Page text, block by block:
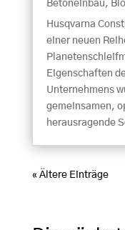
Betoneinbau,
Husqvarna
einer neuen
Eigenschaften
Unternehmens
gemeinsamen,
herausragende
« Ältere Einträge